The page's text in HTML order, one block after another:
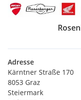
Adresse
Kärntner Straße 170
8053 Graz
Steiermark